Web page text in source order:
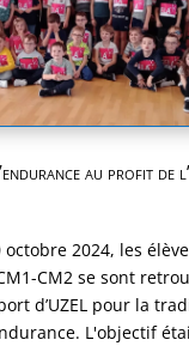
au profit de
2024, les
CM2 se sont
d’UZEL pour la
L'objectif